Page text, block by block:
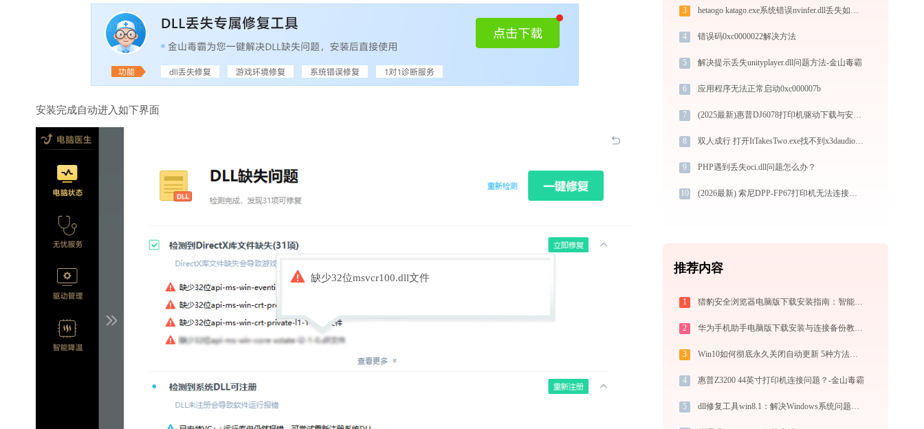
安装完成自动进入如下界面
缺少32位msvcr100.dll文件
3 hetaogo katago.exe系统错误nvinfer.dll丢失如何解决
4 错误码0xc0000022解决方法
5 解决提示丢失unityplayer.dll问题方法-金山毒霸
6 应用程序无法正常启动0xc000007b
7 (2025最新)惠普DJ6078打印机驱动下载与安装指南 | 官方驱动支持
8 双人成行 打开ItTakesTwo.exe找不到x3daudio1_7.dll怎么办
9 PHP遇到丢失oci.dll问题怎么办？
10 (2026最新) 索尼DPP-FP67打印机无法连接？解决方法 - 金山毒霸
推荐内容
1 猎豹安全浏览器电脑版下载安装指南：智能极速双核，畅享安全无弹窗上网体验
2 华为手机助手电脑版下载安装与连接备份教程：手机数据双向传输与系统修复指南
3 Win10如何彻底永久关闭自动更新 5种方法教你永久关闭win10自动更新
4 惠普Z3200 44英寸打印机连接问题？-金山毒霸
5 dll修复工具win8.1：解决Windows系统问题的终极指南